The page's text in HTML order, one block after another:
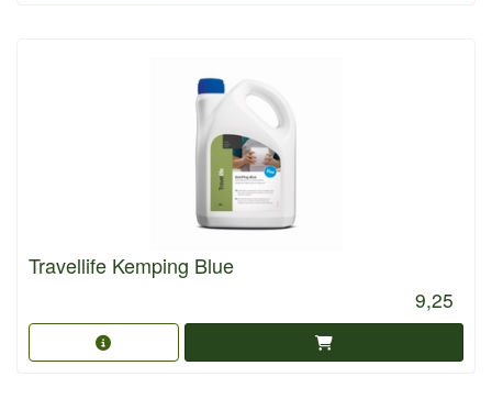
Travellife Kemping Blue
9,25